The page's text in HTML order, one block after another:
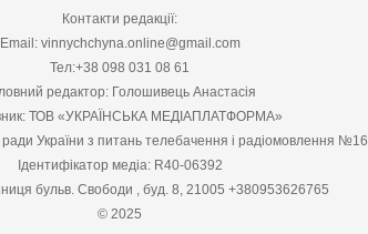
Контакти редакції:
Email: vinnychchyna.online@gmail.com
Тел:+38 098 031 08 61
редактор: Голошивець Анастасія
ТОВ «УКРАЇНСЬКА МЕДІАПЛАТФОРМА»
України з питань телебачення і радіомовлення
Ідентифікатор медіа: R40-06392
бульв. Свободи , буд. 8, 21005 +380953626765
© 2025